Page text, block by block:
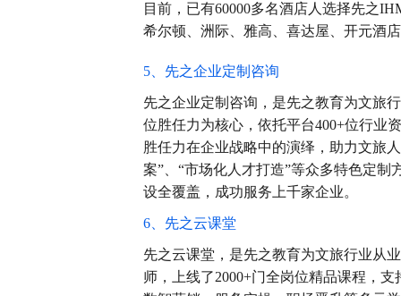
目前，已有60000多名酒店人选择先之
希尔顿、洲际、雅高、喜达屋、开元酒
5、先之企业定制咨询
先之企业定制咨询，是先之教育为文旅
位胜任力为核心，依托平台400+位行业
胜任力在企业战略中的演绎，助力文旅
案”、“市场化人才打造”等众多特色定
设全覆盖，成功服务上千家企业。
6、先之云课堂
先之云课堂，是先之教育为文旅行业从
师，上线了2000+门全岗位精品课程，